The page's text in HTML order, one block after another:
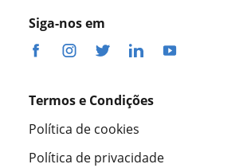
Siga-nos em
Termos e Condições
Política de cookies
Política de privacidade